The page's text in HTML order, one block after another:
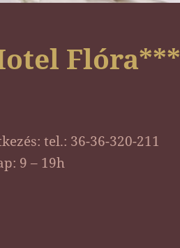
Flóra***
tel.: 36-36-320-211
9 – 19h